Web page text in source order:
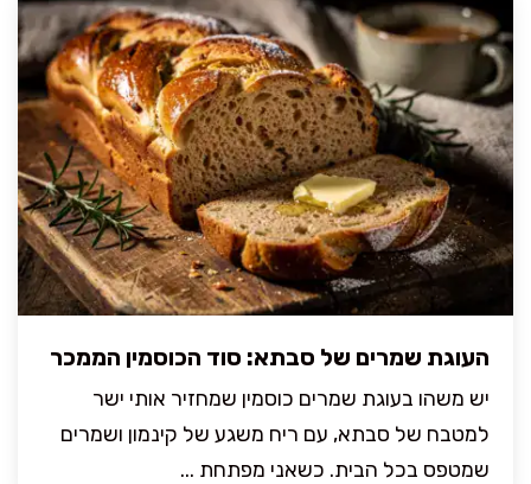
העוגת שמרים של סבתא: סוד הכוסמין הממכר
יש משהו בעוגת שמרים כוסמין שמחזיר אותי ישר
למטבח של סבתא, עם ריח משגע של קינמון ושמרים
שמטפס בכל הבית. כשאני מפתחת ...